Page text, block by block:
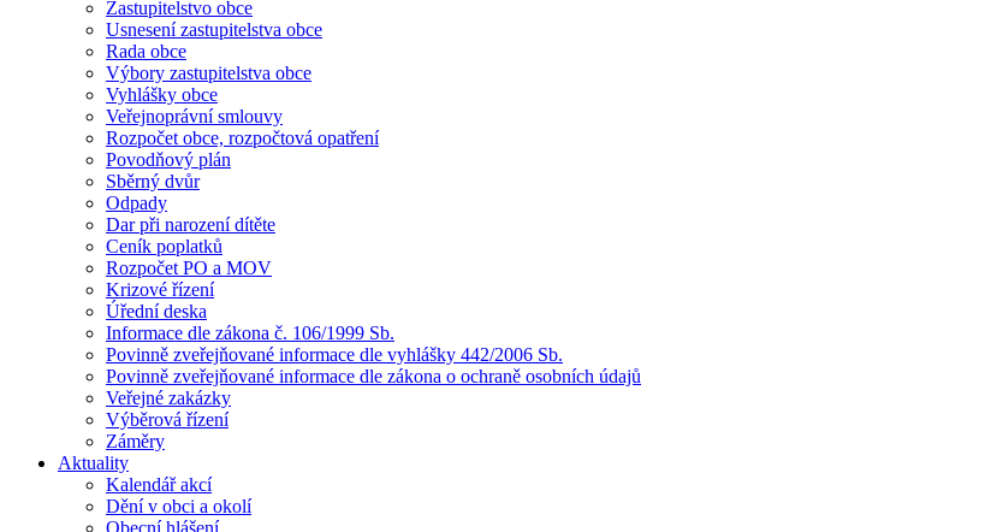
Zastupitelstvo obce
Usnesení zastupitelstva obce
Rada obce
Výbory zastupitelstva obce
Vyhlášky obce
Veřejnoprávní smlouvy
Rozpočet obce, rozpočtová opatření
Povodňový plán
Sběrný dvůr
Odpady
Dar při narození dítěte
Ceník poplatků
Rozpočet PO a MOV
Krizové řízení
Úřední deska
Informace dle zákona č. 106/1999 Sb.
Povinně zveřejňované informace dle vyhlášky 442/2006 Sb.
Povinně zveřejňované informace dle zákona o ochraně osobních údajů
Veřejné zakázky
Výběrová řízení
Záměry
Aktuality
Kalendář akcí
Dění v obci a okolí
Obecní hlášení